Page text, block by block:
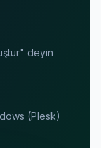
deyin
(Plesk)